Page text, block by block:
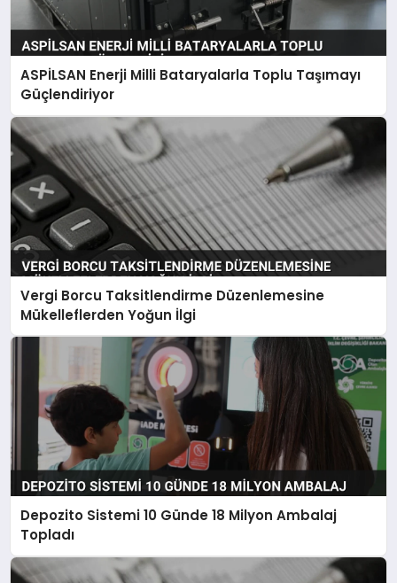
ASPİLSAN Enerji Milli Bataryalarla Toplu Taşımayı
Güçlendiriyor
Vergi Borcu Taksitlendirme Düzenlemesine
Mükelleflerden Yoğun İlgi
Depozito Sistemi 10 Günde 18 Milyon Ambalaj
Topladı